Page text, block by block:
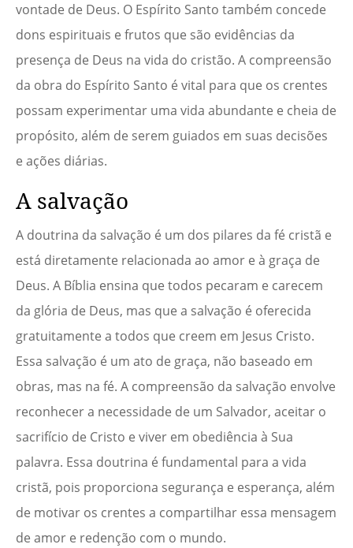
vontade de Deus. O Espírito Santo também concede
dons espirituais e frutos que são evidências da
presença de Deus na vida do cristão. A compreensão
da obra do Espírito Santo é vital para que os crentes
possam experimentar uma vida abundante e cheia de
propósito, além de serem guiados em suas decisões
e ações diárias.
A salvação
A doutrina da salvação é um dos pilares da fé cristã e
está diretamente relacionada ao amor e à graça de
Deus. A Bíblia ensina que todos pecaram e carecem
da glória de Deus, mas que a salvação é oferecida
gratuitamente a todos que creem em Jesus Cristo.
Essa salvação é um ato de graça, não baseado em
obras, mas na fé. A compreensão da salvação envolve
reconhecer a necessidade de um Salvador, aceitar o
sacrifício de Cristo e viver em obediência à Sua
palavra. Essa doutrina é fundamental para a vida
cristã, pois proporciona segurança e esperança, além
de motivar os crentes a compartilhar essa mensagem
de amor e redenção com o mundo.